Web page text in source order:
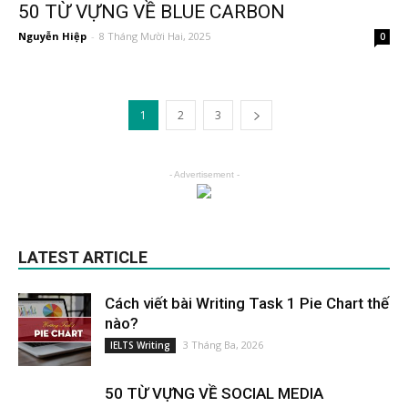
50 TỪ VỰNG VỀ BLUE CARBON
Nguyễn Hiệp - 8 Tháng Mười Hai, 2025 0
1 2 3
- Advertisement -
LATEST ARTICLE
Cách viết bài Writing Task 1 Pie Chart thế
nào?
IELTS Writing 3 Tháng Ba, 2026
50 TỪ VỰNG VỀ SOCIAL MEDIA